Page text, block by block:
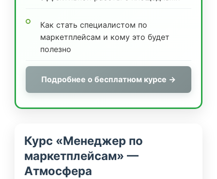
Как стать специалистом по
маркетплейсам и кому это будет
полезно
Подробнее о бесплатном курсе →
Курс «Менеджер по
маркетплейсам» —
Атмосфера